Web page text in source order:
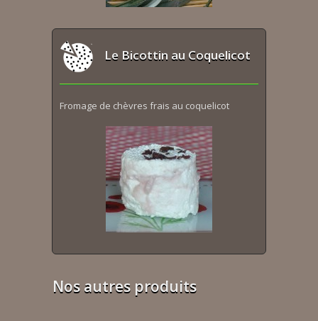
Le Bicottin au Coquelicot
Fromage de chèvres frais au coquelicot
Nos autres produits